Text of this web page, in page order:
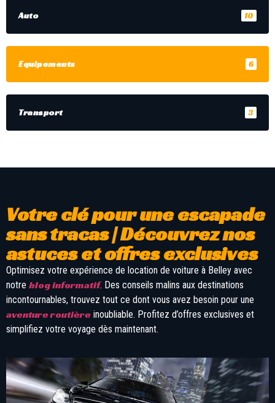
Auto 10
Equipements 6
Transport 3
Votre clé pour une escapade
sans tracas | Découvrez nos
astuces et offres exclusives
Optimisez votre expérience de location de voiture à Belley avec
notre blog informatif. Des conseils malins aux destinations
incontournables, trouvez tout ce dont vous avez besoin pour une
aventure routière inoubliable. Profitez d’offres exclusives et
simplifiez votre voyage dès maintenant.